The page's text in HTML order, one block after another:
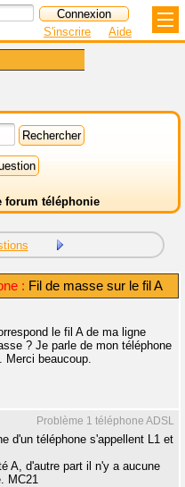
S'inscrire Aide
forum téléphonie
: Fil de masse sur le fil A
le fil A de ma ligne
? Je parle de mon téléphone
Merci beaucoup.
Problème 1 téléphone ADSL
d'un téléphone s'appellent L1 et
A, d'autre part il n'y a aucune
MC21